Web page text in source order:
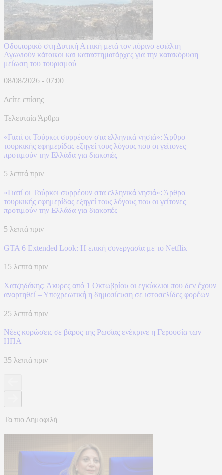
Οδοιπορικό στη Δυτική Αττική μετά τον πύρινο εφιάλτη –
Αγωνιούν κάτοικοι και καταστηματάρχες για την κατακόρυφη
μείωση του τουρισμού
08/08/2026 - 07:00
Δείτε επίσης
Τελευταία Άρθρα
«Γιατί οι Τούρκοι συρρέουν στα ελληνικά νησιά»: Άρθρο
τουρκικής εφημερίδας εξηγεί τους λόγους που οι γείτονες
προτιμούν την Ελλάδα για διακοπές
5 λεπτά πριν
«Γιατί οι Τούρκοι συρρέουν στα ελληνικά νησιά»: Άρθρο
τουρκικής εφημερίδας εξηγεί τους λόγους που οι γείτονες
προτιμούν την Ελλάδα για διακοπές
5 λεπτά πριν
GTA 6 Extended Look: Η επική συνεργασία με το Netflix
15 λεπτά πριν
Χατζηδάκης: Άκυρες από 1 Οκτωβρίου οι εγκύκλιοι που δεν έχουν
αναρτηθεί – Υποχρεωτική η δημοσίευση σε ιστοσελίδες φορέων
25 λεπτά πριν
Νέες κυρώσεις σε βάρος της Ρωσίας ενέκρινε η Γερουσία των
ΗΠΑ
35 λεπτά πριν
Τα πιο Δημοφιλή